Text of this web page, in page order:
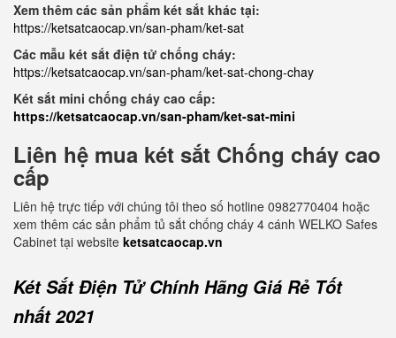
Xem thêm các sản phẩm két sắt khác tại:
https://ketsatcaocap.vn/san-pham/ket-sat
Các mẫu két sắt điện tử chống cháy:
https://ketsatcaocap.vn/san-pham/ket-sat-chong-chay
Két sắt mini chống cháy cao cấp:
https://ketsatcaocap.vn/san-pham/ket-sat-mini
Liên hệ mua két sắt Chống cháy cao
cấp
Liên hệ trực tiếp với chúng tôi theo số hotline 0982770404 hoặc
xem thêm các sản phẩm tủ sắt chống cháy 4 cánh WELKO Safes
Cabinet tại website ketsatcaocap.vn
Két Sắt Điện Tử Chính Hãng Giá Rẻ Tốt
nhất 2021